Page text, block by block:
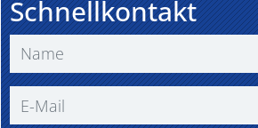
Schnellkontakt